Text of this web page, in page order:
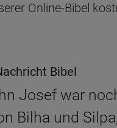
Online-Bibel
Bibel
Josef war
Bilha und